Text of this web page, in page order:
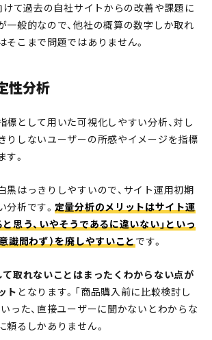
て過去の自社サイトからの改善や課題に
一般的なので、他社の概算の数字しか取れ
そこまで問題ではありません。
性分析
標として用いた可視化しやすい分析、対し
りしないユーザーの所感やイメージを指標
。
黒はっきりしやすいので、サイト運用初期
析です。 定量分析のメリットはサイト運
思う、いやそうであるに違いない」といっ
識問わず）を廃しやすいことです。
て取れないことはまったくわからない点が
ト となります。「商品購入前に比較検討し
った、直接ユーザーに聞かないとわからな
頼るしかありません。